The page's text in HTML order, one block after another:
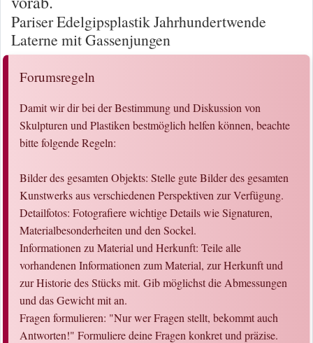
Pariser Edelgipsplastik Jahrhundertwende
Laterne mit Gassenjungen
Forumsregeln
Damit wir dir bei der Bestimmung und Diskussion von
Skulpturen und Plastiken bestmöglich helfen können, beachte
bitte folgende Regeln:
Bilder des gesamten Objekts: Stelle gute Bilder des gesamten
Kunstwerks aus verschiedenen Perspektiven zur Verfügung.
Detailfotos: Fotografiere wichtige Details wie Signaturen,
Materialbesonderheiten und den Sockel.
Informationen zu Material und Herkunft: Teile alle
vorhandenen Informationen zum Material, zur Herkunft und
zur Historie des Stücks mit. Gib möglichst die Abmessungen
und das Gewicht mit an.
Fragen formulieren: "Nur wer Fragen stellt, bekommt auch
Antworten!" Formuliere deine Fragen konkret und präzise.